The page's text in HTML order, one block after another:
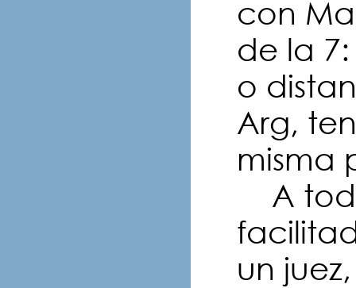
con
de la
o
Arg,
misma
A
un